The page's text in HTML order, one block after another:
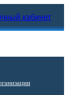
кабинет